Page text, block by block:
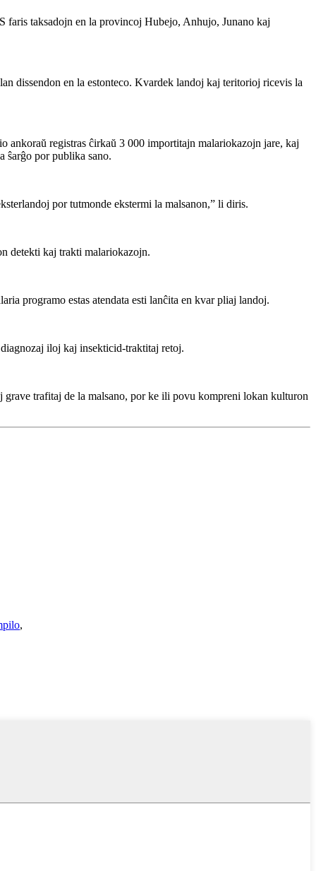
taksadojn en la provincoj Hubejo, Anhujo, Junano kaj
dissendon en la estonteco. Kvardek landoj kaj teritorioj ricevis la
ankoraŭ registras ĉirkaŭ 3 000 importitajn malariokazojn jare, kaj
ŝarĝo por publika sano.
por tutmonde ekstermi la malsanon,” li diris.
detekti kaj trakti malariokazojn.
programo estas atendata esti lanĉita en kvar pliaj landoj.
iloj kaj insekticid-traktitaj retoj.
trafitaj de la malsano, por ke ili povu kompreni lokan kulturon
,